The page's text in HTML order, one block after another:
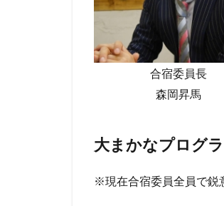
合宿委員長
森岡昇馬
大まかなプログ
※現在合宿委員全員で鋭